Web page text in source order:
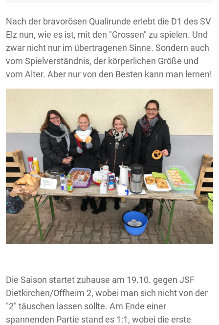
Nach der bravorösen Qualirunde erlebt die D1 des SV
Elz nun, wie es ist, mit den "Grossen" zu spielen. Und
zwar nicht nur im übertragenen Sinne. Sondern auch
vom Spielverständnis, der körperlichen Größe und
vom Alter. Aber nur von den Besten kann man lernen!
Die Saison startet zuhause am 19.10. gegen JSF
Dietkirchen/Offheim 2, wobei man sich nicht von der
"2" täuschen lassen sollte. Am Ende einer
spannenden Partie stand es 1:1, wobei die erste